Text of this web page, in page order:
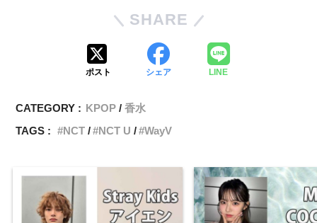
SHARE
ポスト シェア LINE
CATEGORY : KPOP
香水
TAGS :
NCT NCT U WayV